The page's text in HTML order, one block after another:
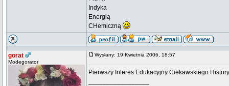
Indyka
Energią
CHemiczną
gorat
Modegorator
Wysłany: 19 Kwietnia 2006, 18:57
Pierwszy Interes Edukacyjny Ciekawskiego